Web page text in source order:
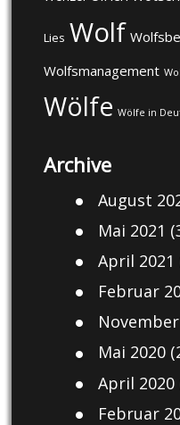
Lies Wolf
Wolfsmanagement
Wölfe Wölfe in
Archive
August
Mai 2021
April 2021
Februar
Mai 2020
April 2020
Februar